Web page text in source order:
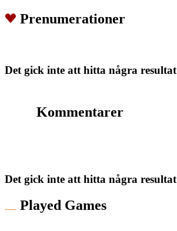
Prenumerationer
Det gick inte att hitta några resultat
Kommentarer
Det gick inte att hitta några resultat
Played Games